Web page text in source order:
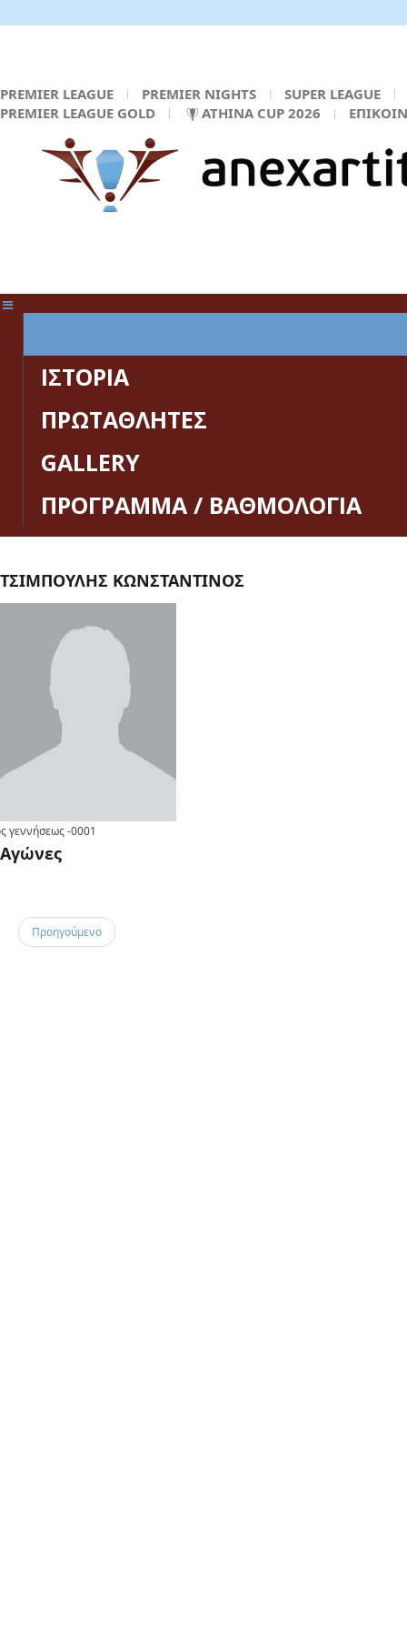
PREMIER LEAGUE PREMIER NIGHTS
SUPER LEAGUE
PREMIER LEAGUE GOLD
ATHINA CUP 2026
ΙΣΤΟΡΙΑ
ΠΡΩΤΑΘΛΗΤΕΣ
GALLERY
ΠΡΟΓΡΑΜΜΑ / ΒΑΘΜΟΛΟΓΙΑ
ΤΣΙΜΠΟΥΛΗΣ ΚΩΝΣΤΑΝΤΙΝΟΣ
γεννήσεως-0001
Αγώνες
Προηγούμενο